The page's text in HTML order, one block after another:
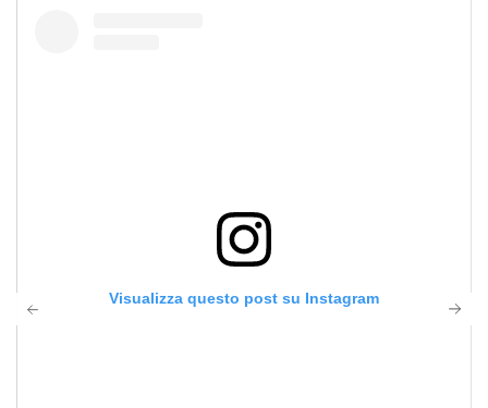
Visualizza questo post su Instagram